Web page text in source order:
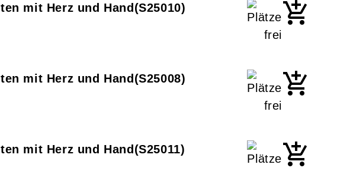
mit Herz und Hand S25010
mit Herz und Hand S25008
mit Herz und Hand S25011